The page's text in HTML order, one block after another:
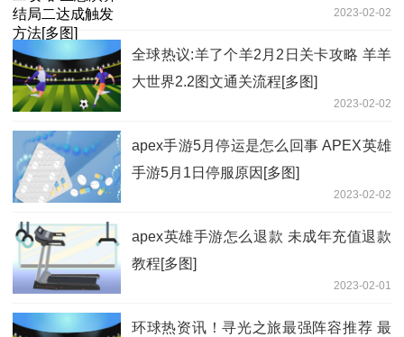
2023-02-02
全球热议:羊了个羊2月2日关卡攻略 羊羊
大世界2.2图文通关流程[多图]
2023-02-02
apex手游5月停运是怎么回事 APEX英雄
手游5月1日停服原因[多图]
2023-02-02
apex英雄手游怎么退款 未成年充值退款
教程[多图]
2023-02-01
环球热资讯！寻光之旅最强阵容推荐 最